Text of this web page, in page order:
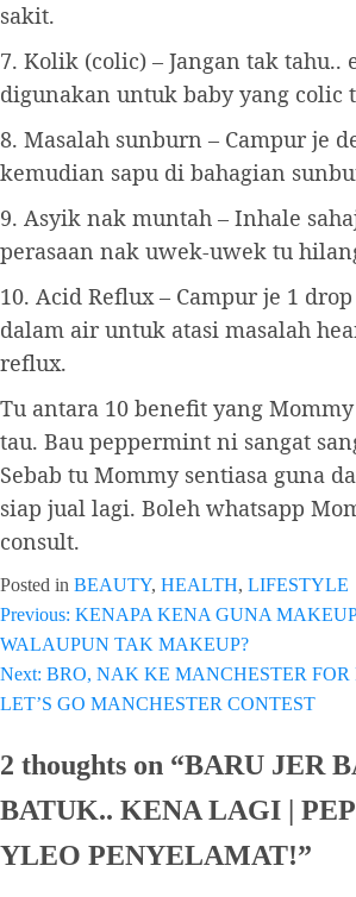
sakit.
7. Kolik (colic) – Jangan tak tahu..
digunakan untuk baby yang colic
8. Masalah sunburn – Campur je
kemudian sapu di bahagian
9. Asyik nak muntah – Inhale
perasaan nak uwek-uwek tu
10. Acid Reflux – Campur je 1
dalam air untuk atasi masalah
reflux.
Tu antara 10 benefit yang
tau. Bau peppermint ni sangat
Sebab tu Mommy sentiasa guna
siap jual lagi. Boleh whatsapp
consult.
Posted in BEAUTY, HEALTH, LIFESTYLE
Post
navigation
Previous: KENAPA KENA GUNA
WALAUPUN TAK MAKEUP?
Next: BRO, NAK KE MANCHESTER FOR
LET’S GO MANCHESTER CONTEST
2 thoughts on “BARU JER
BATUK.. KENA LAGI |
YLEO PENYELAMAT!”